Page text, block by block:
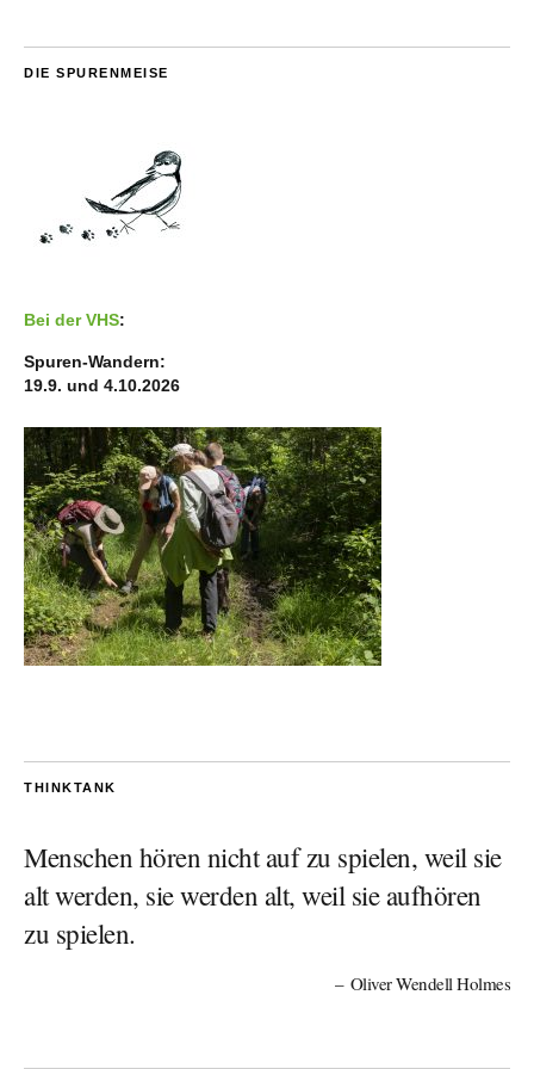
DIE SPURENMEISE
Bei der VHS:
Spuren-Wandern:
19.9. und 4.10.2026
THINKTANK
Menschen hören nicht auf zu spielen, weil sie
alt werden, sie werden alt, weil sie aufhören
zu spielen.
Oliver Wendell Holmes